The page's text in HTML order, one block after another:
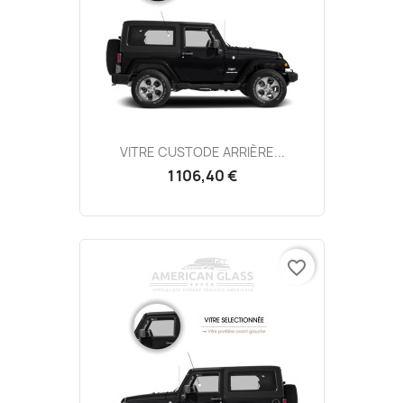
VITRE CUSTODE ARRIÈRE...
1 106,40 €
favorite_border